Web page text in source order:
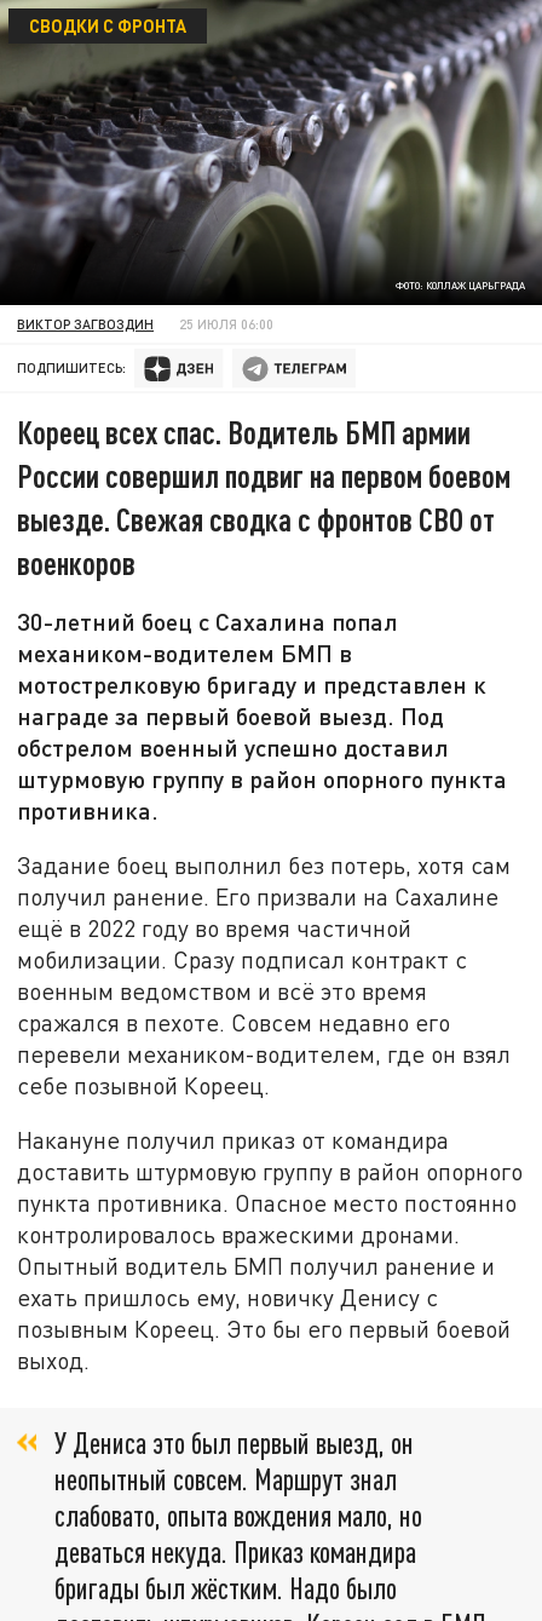
ФОТО: КОЛЛАЖ ЦАРЬГРАДА
СВОДКИ С ФРОНТА
ВИКТОР ЗАГВОЗДИН 25 ИЮЛЯ 06:00
ПОДПИШИТЕСЬ:
Кореец всех спас. Водитель БМП армии
России совершил подвиг на первом боевом
выезде. Свежая сводка с фронтов СВО от
военкоров
30-летний боец с Сахалина попал
механиком-водителем БМП в
мотострелковую бригаду и представлен к
награде за первый боевой выезд. Под
обстрелом военный успешно доставил
штурмовую группу в район опорного пункта
противника.
Задание боец выполнил без потерь, хотя сам
получил ранение. Его призвали на Сахалине
ещё в 2022 году во время частичной
мобилизации. Сразу подписал контракт с
военным ведомством и всё это время
сражался в пехоте. Совсем недавно его
перевели механиком-водителем, где он взял
себе позывной Кореец.
Накануне получил приказ от командира
доставить штурмовую группу в район опорного
пункта противника. Опасное место постоянно
контролировалось вражескими дронами.
Опытный водитель БМП получил ранение и
ехать пришлось ему, новичку Денису с
позывным Кореец. Это бы его первый боевой
выход.
У Дениса это был первый выезд, он
неопытный совсем. Маршрут знал
слабовато, опыта вождения мало, но
деваться некуда. Приказ командира
бригады был жёстким. Надо было